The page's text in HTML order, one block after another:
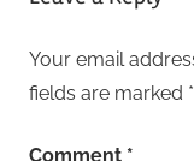
Your email
fields are marked *
Comment *